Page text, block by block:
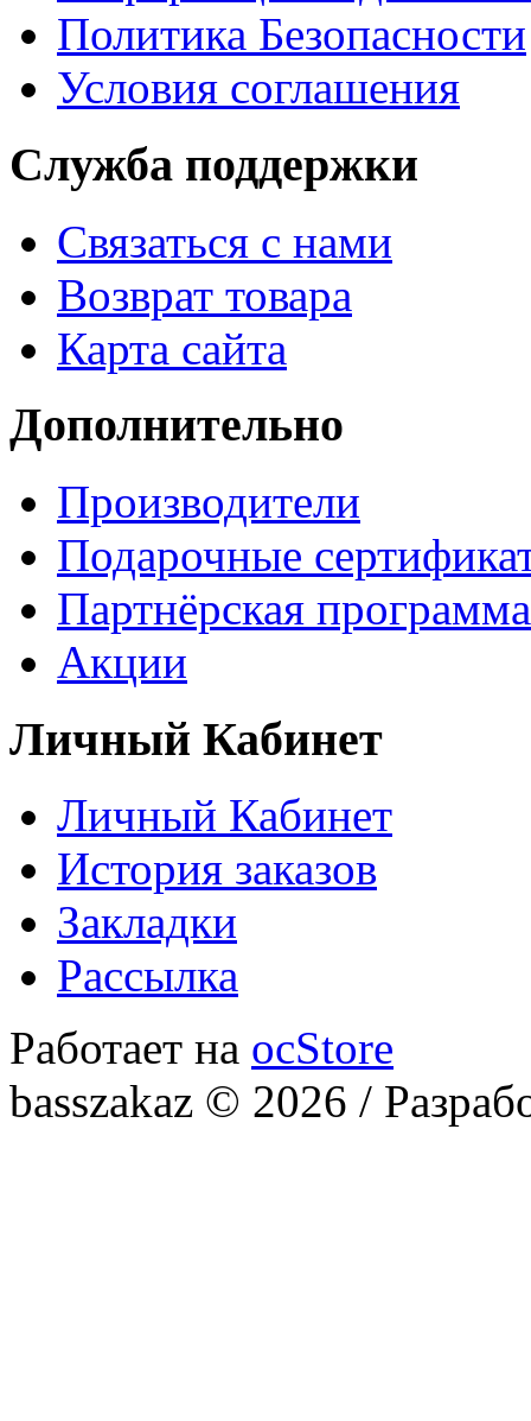
Политика Безопасности
Условия соглашения
Служба поддержки
Связаться с нами
Возврат товара
Карта сайта
Дополнительно
Производители
Подарочные
Партнёрская программа
Акции
Личный Кабинет
Личный Кабинет
История заказов
Закладки
Рассылка
Работает на ocStore
basszakaz © 2026 /